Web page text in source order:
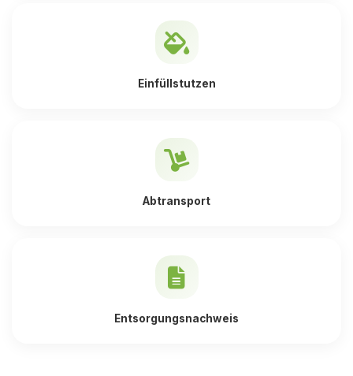
Einfüllstutzen
Abtransport
Entsorgungsnachweis